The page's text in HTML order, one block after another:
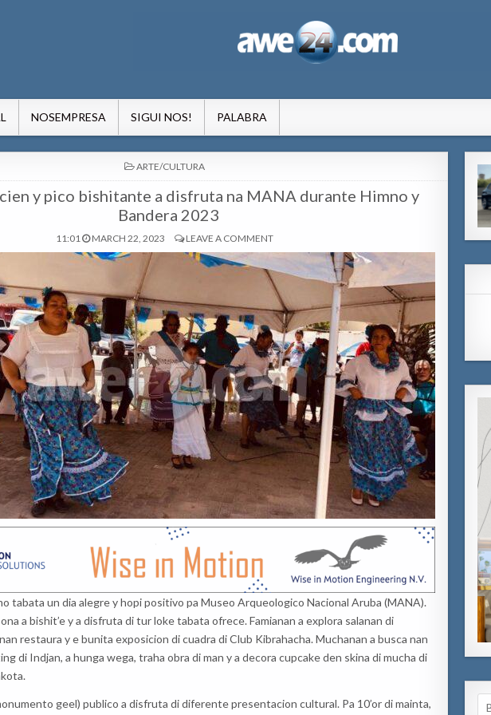
NOSEMPRESA SIGUI NOS! PALABRA
POSTED
IN
ARTE/CULTURA
y pico bishitante a disfruta na MANA durante Himno y
Bandera 2023
11:01 MARCH 22, 2023 LEAVE A COMMENT
tabata un dia alegre y hopi positivo pa Museo Arqueologico Nacional Aruba (MANA).
a bishit’e y a disfruta di tur loke tabata ofrece. Famianan a explora salanan di
restaura y e bunita exposicion di cuadra di Club Kibrahacha. Muchanan a busca nan
di Indjan, a hunga wega, traha obra di man y a decora cupcake den skina di mucha di
geel) publico a disfruta di diferente presentacion cultural. Pa 10’or di mainta,